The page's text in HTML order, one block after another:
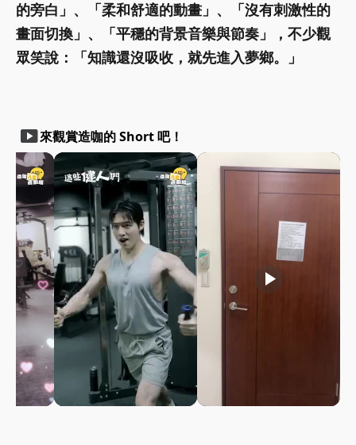
的旁白」、「柔和舒適的動畫」、「沒有刺激性的
畫面切換」、「平穩的背景音樂與節奏」，不少觀
眾笑說：「知識還沒吸收，就先進入夢鄉。」
smart_display來觀賞造咖的 Short 吧！
play_arrow play_arrow